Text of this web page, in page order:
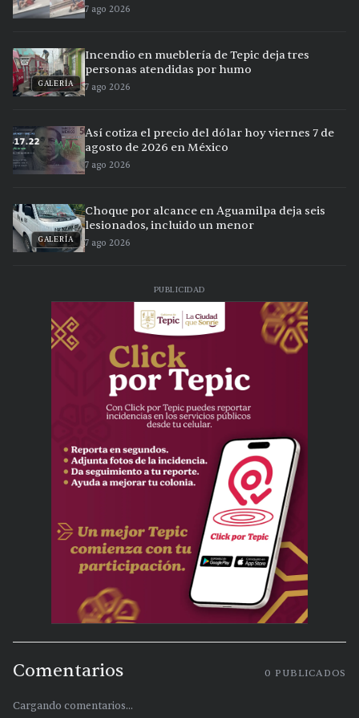
7 ago 2026
GALERÍA
Incendio en mueblería de Tepic deja tres
personas atendidas por humo
7 ago 2026
Así cotiza el precio del dólar hoy viernes 7 de
agosto de 2026 en México
7 ago 2026
GALERÍA
Choque por alcance en Aguamilpa deja seis
lesionados, incluido un menor
7 ago 2026
PUBLICIDAD
Comentarios 0 PUBLICADOS
Cargando comentarios...